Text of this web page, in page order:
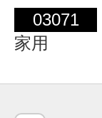
03071
家用